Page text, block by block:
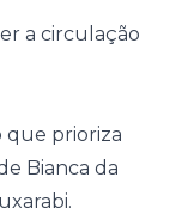
a circulação